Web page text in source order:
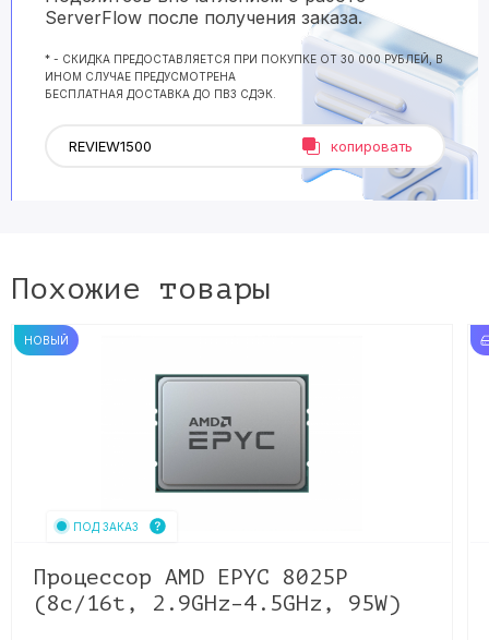
ServerFlow после получения заказа.
* - СКИДКА ПРЕДОСТАВЛЯЕТСЯ ПРИ ПОКУПКЕ ОТ 30 000 РУБЛЕЙ, В
ИНОМ СЛУЧАЕ ПРЕДУСМОТРЕНА
БЕСПЛАТНАЯ ДОСТАВКА ДО ПВЗ СДЭК.
копировать
Похожие товары
НОВЫЙ
ПОД ЗАКАЗ
Процессор AMD EPYC 8025P
(8c/16t, 2.9GHz–4.5GHz, 95W)